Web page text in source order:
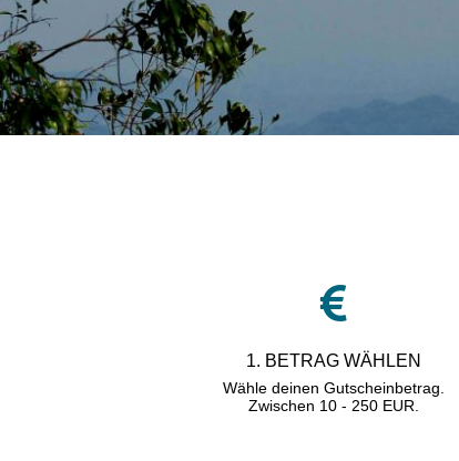
1. BETRAG WÄHLEN
Wähle deinen Gutscheinbetrag.
Zwischen 10 - 250 EUR.